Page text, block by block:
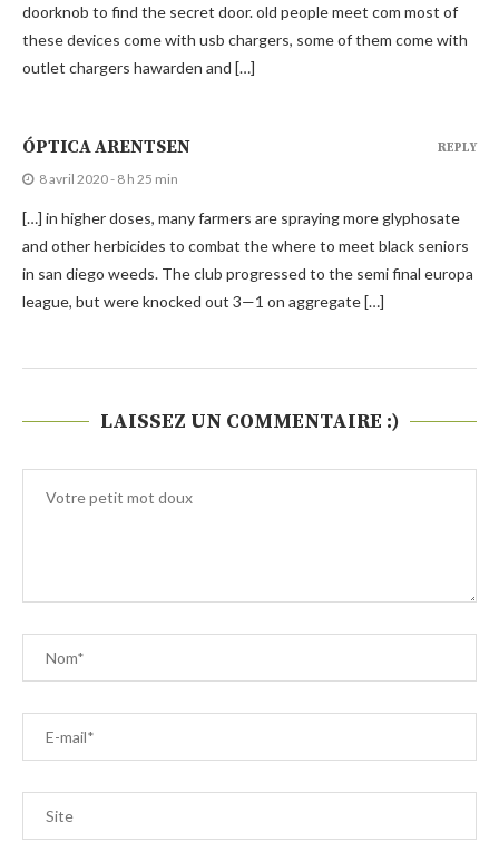
doorknob to find the secret door. old people meet com most of
these devices come with usb chargers, some of them come with
outlet chargers hawarden and […]
ÓPTICA ARENTSEN
8 avril 2020 - 8 h 25 min
[…] in higher doses, many farmers are spraying more glyphosate
and other herbicides to combat the where to meet black seniors
in san diego weeds. The club progressed to the semi final europa
league, but were knocked out 3—1 on aggregate […]
REPLY
LAISSEZ UN COMMENTAIRE :)